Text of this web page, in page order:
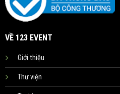
VỀ 123 EVENT
Giới thiệu
Thư viện